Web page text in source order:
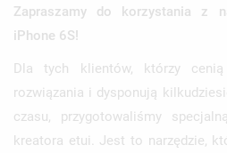
Zapraszamy do korzystania z
iPhone 6S!
Dla tych klientów, którzy cenią
rozwiązania i dysponują
czasu, przygotowaliśmy
kreatora etui. Jest to narzędzie,